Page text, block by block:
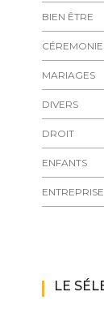
BIEN ÊTRE
MARIAGES
DIVERS
DROIT
ENFANTS
ENTREPRISE
LE